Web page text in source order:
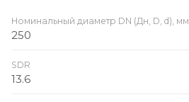
Номинальный диаметр DN (Дн, D, d), мм
250
SDR
13.6